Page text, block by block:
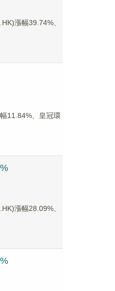
漲幅39.74%、
11.84%、皇冠環
漲幅28.09%、